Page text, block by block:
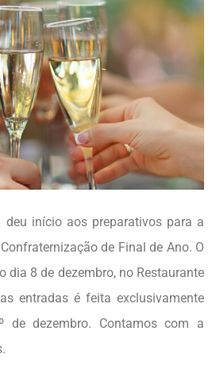
deu início aos preparativos para a
de Final de Ano. O
dia 8 de dezembro, no Restaurante
entradas é feita exclusivamente
dezembro. Contamos com a